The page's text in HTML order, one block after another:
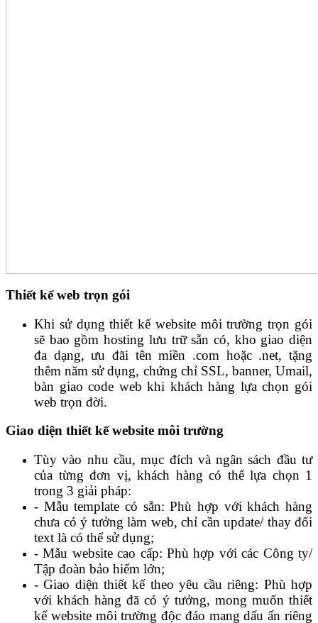
Thiết kế web trọn gói
Khi sử dụng thiết kế website môi trường trọn gói
sẽ bao gồm hosting lưu trữ sẵn có, kho giao diện
đa dạng, ưu đãi tên miền .com hoặc .net, tặng
thêm năm sử dụng, chứng chỉ SSL, banner, Umail,
bàn giao code web khi khách hàng lựa chọn gói
web trọn đời.
Giao diện thiết kế website môi trường
Tùy vào nhu cầu, mục đích và ngân sách đầu tư
của từng đơn vị, khách hàng có thể lựa chọn 1
trong 3 giải pháp:
- Mẫu template có sẵn: Phù hợp với khách hàng
chưa có ý tưởng làm web, chỉ cần update/ thay đổi
text là có thể sử dụng;
- Mẫu website cao cấp: Phù hợp với các Công ty/
Tập đoàn bảo hiểm lớn;
- Giao diện thiết kế theo yêu cầu riêng: Phù hợp
với khách hàng đã có ý tưởng, mong muốn thiết
kế website môi trường độc đáo mang dấu ấn riêng